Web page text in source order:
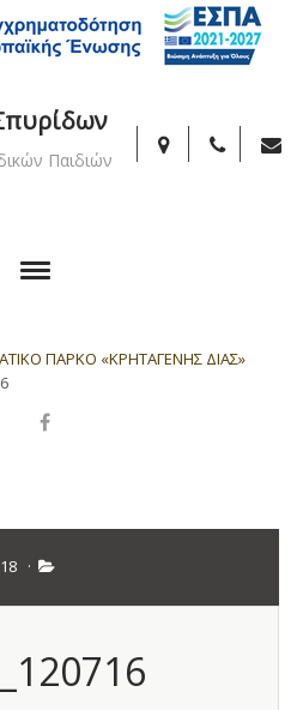
Παιδιών
ΠΑΡΚΟ «ΚΡΗΤΑΓΕΝΗΣ ΔΙΑΣ»
·